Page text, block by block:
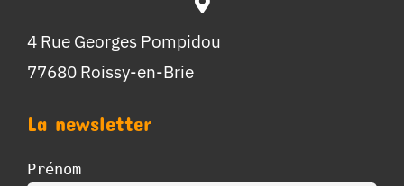
4 Rue Georges Pompidou
77680 Roissy-en-Brie
La newsletter
Prénom